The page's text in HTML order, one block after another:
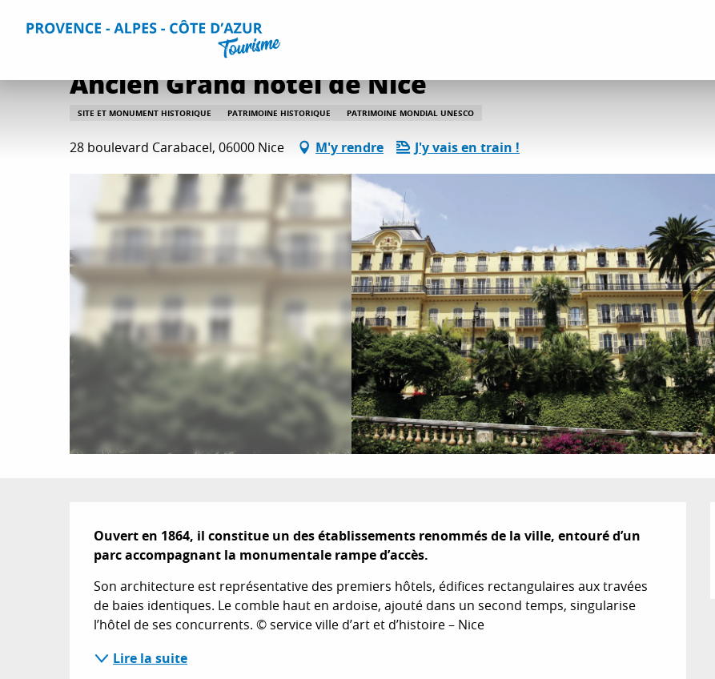
Accueil Que faire ? Culture et patrimoine
Ancien Grand hôtel de Nice
SITE ET MONUMENT HISTORIQUE PATRIMOINE HISTORIQUE PATRIMOINE MONDIAL UNESCO
28 boulevard Carabacel, 06000 Nice M'y rendre J'y vais en train !
Description
Ouvert en 1864, il constitue un des établissements renommés de la ville, entouré d’un
parc accompagnant la monumentale rampe d’accès.
Son architecture est représentative des premiers hôtels, édifices rectangulaires aux travées
de baies identiques. Le comble haut en ardoise, ajouté dans un second temps, singularise
l’hôtel de ses concurrents. © service ville d’art et d’histoire – Nice
Lire la suite